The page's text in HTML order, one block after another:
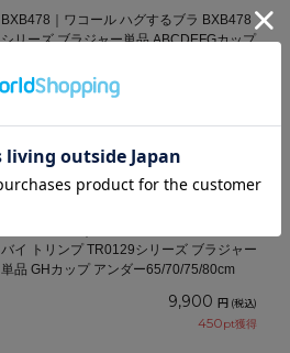
BXB478｜ワコール ハグするブラ BXB478
シリーズ ブラジャー単品 ABCDEFGカップ
バイ トリンプ TR0129シリーズ ブラジャー
単品 GHカップ アンダー65/70/75/80cm
9,900 円 (税込)
450pt獲得